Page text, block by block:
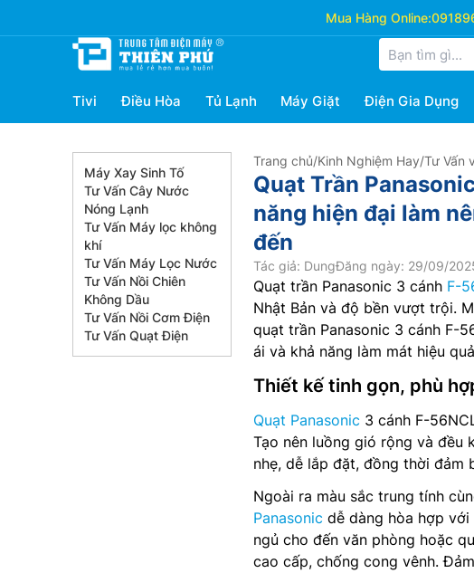
Mua Hàng Online:
Tivi Điều Hòa Tủ Lạnh Máy Giặt Điện Gia Dụng
Máy Xay Sinh Tố
Tư Vấn Cây Nước
Nóng Lạnh
Tư Vấn Máy lọc không
khí
Tư Vấn Máy Lọc Nước
Tư Vấn Nồi Chiên
Không Dầu
Tư Vấn Nồi Cơm Điện
Tư Vấn Quạt Điện
Trang chủ/Kinh Nghiệm Hay/Tư Vấn
Quạt Trần
năng hiện đại làm
đến
Tác giả: DungĐăng ngày: 29/09/
Quạt trần Panasonic 3 cánh F-
Nhật Bản và độ bền vượt trội.
quạt trần Panasonic 3 cánh F-
ái và khả năng làm mát hiệu
Thiết kế tinh gọn, phù
Quạt Panasonic 3 cánh F-
Tạo nên luồng gió rộng và đều
nhẹ, dễ lắp đặt, đồng thời đảm
Ngoài ra màu sắc trung tính
Panasonic dễ dàng hòa hợp với
ngủ cho đến văn phòng hoặc
cao cấp, chống cong vênh.